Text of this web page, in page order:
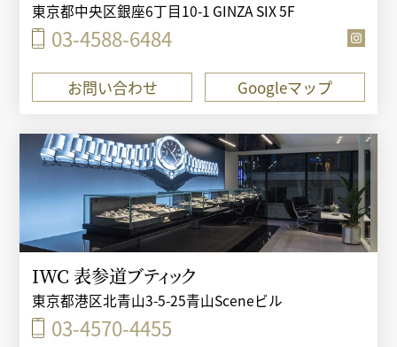
東京都中央区銀座6丁目10-1 GINZA SIX 5F
03-4588-6484
お問い合わせ Googleマップ
IWC 表参道ブティック
東京都港区北青山3-5-25青山Sceneビル
03-4570-4455